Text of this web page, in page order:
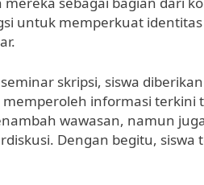
untuk memperkuat
skripsi, siswa
informasi terkini
wawasan, namun
Dengan begitu,